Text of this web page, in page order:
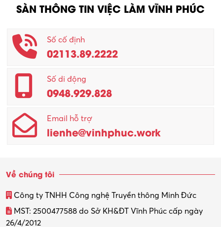
Nhân viên CSKH
Phục vụ khác
Promotion Girl (PG)
Quản lý – Giám đốc
Quản lý chất lượng – QC
Quản lý sản xuất
Quản trị kinh doanh
Thiết kế nội thất
SÀN THÔNG TIN VIỆC LÀM VĨNH PHÚC
Số cố định
02113.89.2222
Số di động
0948.929.828
Email hỗ trợ
lienhe@vinhphuc.work
Về chúng tôi
Công ty TNHH Công nghệ Truyền thông Minh Đức
MST: 2500477588 do Sở KH&ĐT Vĩnh Phúc cấp ngày
26/4/2012